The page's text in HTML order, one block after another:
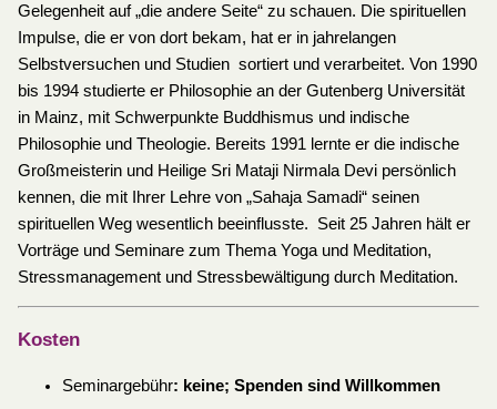
Gelegenheit auf „die andere Seite“ zu schauen. Die spirituellen
Impulse, die er von dort bekam, hat er in jahrelangen
Selbstversuchen und Studien sortiert und verarbeitet. Von 1990
bis 1994 studierte er Philosophie an der Gutenberg Universität
in Mainz, mit Schwerpunkte Buddhismus und indische
Philosophie und Theologie. Bereits 1991 lernte er die indische
Großmeisterin und Heilige Sri Mataji Nirmala Devi persönlich
kennen, die mit Ihrer Lehre von „Sahaja Samadi“ seinen
spirituellen Weg wesentlich beeinflusste. Seit 25 Jahren hält er
Vorträge und Seminare zum Thema Yoga und Meditation,
Stressmanagement und Stressbewältigung durch Meditation.
Kosten
Seminargebühr: keine; Spenden sind Willkommen